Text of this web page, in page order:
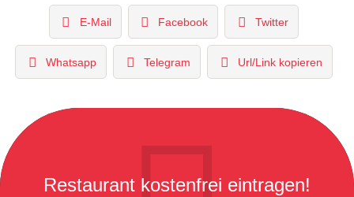
E-Mail Facebook Twitter
Whatsapp Telegram Url/Link kopieren
Restaurant kostenfrei eintragen!